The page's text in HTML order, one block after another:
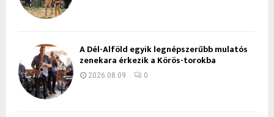
A Dél-Alföld egyik legnépszerűbb mulatós
zenekara érkezik a Körös-torokba
2026.08.09. 0